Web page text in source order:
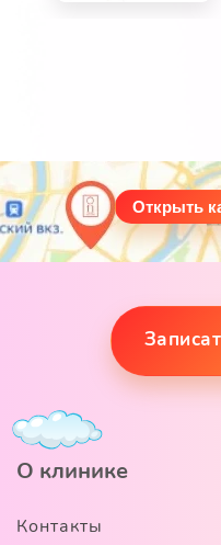
Открыть
О клинике
Контакты